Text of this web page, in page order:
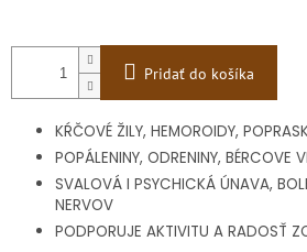
Pridať do košíka
KŔČOVÉ ŽILY, HEMOROIDY,
POPÁLENINY, ODRENINY, BÉRCOVE
SVALOVÁ I PSYCHICKÁ ÚNAVA,
NERVOV
PODPORUJE AKTIVITU A RADOSŤ